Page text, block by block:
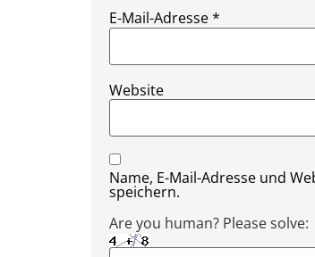
E-Mail-Adresse*
Website
Name, E-Mail-Adresse und
speichern.
Are you human? Please solve: